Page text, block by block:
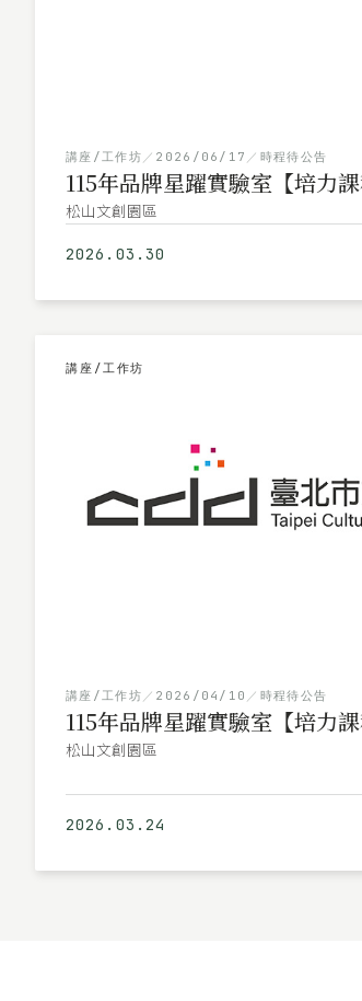
講座/工作坊 ／ 2026/06/17 ／ 時程待公告
115年品牌星躍實驗室【培力
松山文創園區
2026.03.30
講座/工作坊
講座/工作坊 ／ 2026/04/10 ／ 時程待公告
115年品牌星躍實驗室【培力
松山文創園區
2026.03.24